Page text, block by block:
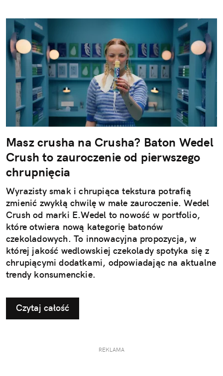
Masz crusha na Crusha? Baton Wedel
Crush to zauroczenie od pierwszego
chrupnięcia
Wyrazisty smak i chrupiąca tekstura potrafią
zmienić zwykłą chwilę w małe zauroczenie. Wedel
Crush od marki E.Wedel to nowość w portfolio,
które otwiera nową kategorię batonów
czekoladowych. To innowacyjna propozycja, w
której jakość wedlowskiej czekolady spotyka się z
chrupiącymi dodatkami, odpowiadając na aktualne
trendy konsumenckie.
Czytaj całość
REKLAMA